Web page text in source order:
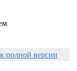
к полной версии